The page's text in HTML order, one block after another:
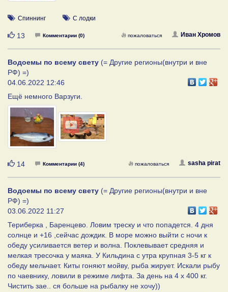
Спиннинг С лодки
Нравится
13 Комментарии (0) Иван Хромов
пожаловаться
Водоемы по всему свету (= Другие регионы(внутри и вне
РФ) =)
04.06.2022 12:46
Ещё немного Варзуги.
Нравится
14 Комментарии (4) sasha pirat
пожаловаться
Водоемы по всему свету (= Другие регионы(внутри и вне
РФ) =)
03.06.2022 11:27
Териберка , Баренцево. Ловим треску и что попадется. 4 дня
солнце и +16 ,сейчас дождик. В море можно выйти с ночи к
обеду усиливается ветер и волна. Поклевывает средняя и
мелкая тресочка у маяка. У Кильдина с утра крупная 3-5 кг к
обеду мельчает. Киты гоняют мойву, рыба жирует. Искали рыбу
по чаевнику, ловили в режиме лифта. За день на 4 х 400 кг.
Чистить зае.. ся больше на рыбалку не хочу))